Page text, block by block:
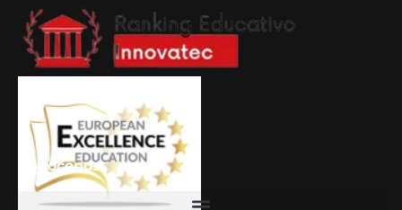
Conócenos